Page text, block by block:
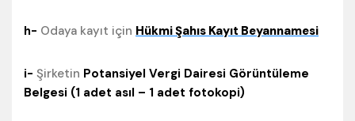
h- Odaya kayıt için Hükmi Şahıs Kayıt Beyannamesi
i- Şirketin Potansiyel Vergi Dairesi Görüntüleme
Belgesi (1 adet asıl – 1 adet fotokopi)